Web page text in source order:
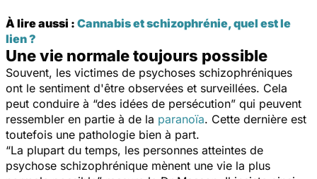
À lire aussi : Cannabis et schizophrénie, quel est le
lien ?
Une vie normale toujours possible
Souvent, les victimes de psychoses schizophréniques
ont le sentiment d'être observées et surveillées. Cela
peut conduire à “des idées de persécution” qui peuvent
ressembler en partie à de la paranoïa. Cette dernière est
toutefois une pathologie bien à part.
“La plupart du temps, les personnes atteintes de
psychose schizophrénique mènent une vie la plus